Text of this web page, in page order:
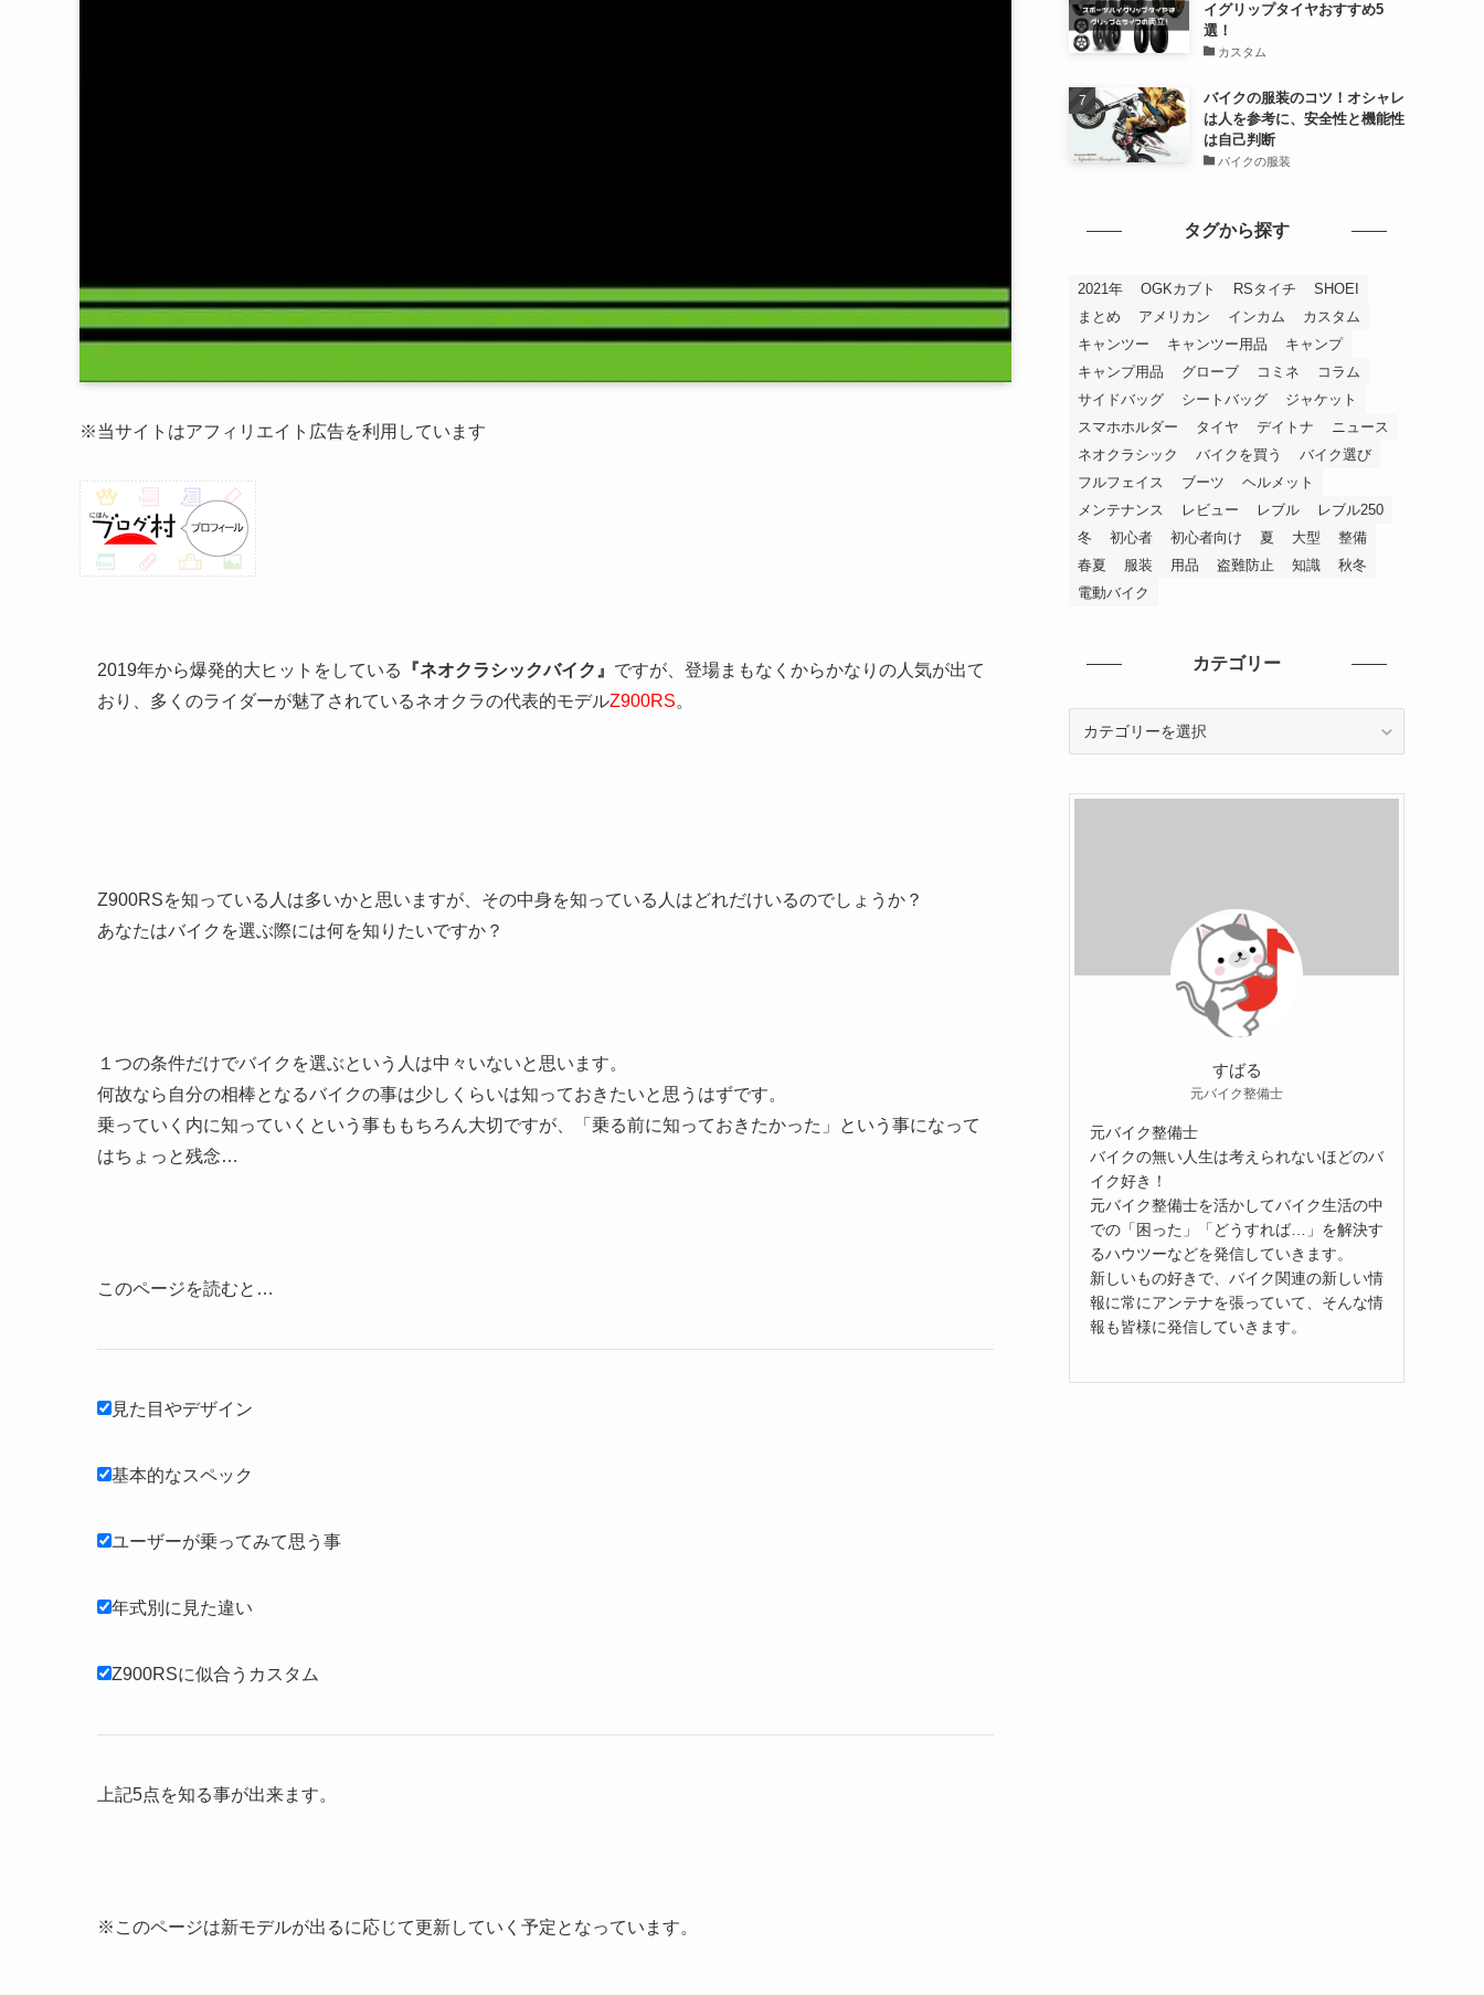
※当サイトはアフィリエイト広告を利用しています
2019年から爆発的大ヒットをしている 『ネオクラシックバイク』 ですが、登場まもなくからかなりの人気が出て
おり、多くのライダーが魅了されているネオクラの代表的モデルZ900RS。
Z900RSを知っている人は多いかと思いますが、その中身を知っている人はどれだけいるのでしょうか？
あなたはバイクを選ぶ際には何を知りたいですか？
１つの条件だけでバイクを選ぶという人は中々いないと思います。
何故なら自分の相棒となるバイクの事は少しくらいは知っておきたいと思うはずです。
乗っていく内に知っていくという事ももちろん大切ですが、「乗る前に知っておきたかった」という事になって
はちょっと残念…
このページを読むと…
見た目やデザイン
基本的なスペック
ユーザーが乗ってみて思う事
年式別に見た違い
Z900RSに似合うカスタム
上記5点を知る事が出来ます。
※このページは新モデルが出るに応じて更新していく予定となっています。
イグリップタイヤおすすめ5
選！
カスタム
バイクの服装のコツ！オシャレ
は人を参考に、安全性と機能性
は自己判断
バイクの服装
タグから探す
2021年 OGKカブト RSタイチ
SHOEI
まとめ
アメリカン インカム
カスタム
キャンツー
キャンツー用品
キャンプ
キャンプ用品
グローブ コミネ
コラム
サイドバッグ
シートバッグ
ジャケット
スマホホルダー
タイヤ デイトナ
ニュース
ネオクラシック
バイクを買う
バイク選び
フルフェイス
ブーツ
ヘルメット
メンテナンス
レビュー レブル
レブル250
冬
初心者 初心者向け 夏 大型
整備
春夏
服装 用品 盗難防止 知識
秋冬
電動バイク
カテゴリー
リ
すばる
元バイク整備士
元バイク整備士
バイクの無い人生は考えられないほどのバ
イク好き！
元バイク整備士を活かしてバイク生活の中
での「困った」「どうすれば…」を解決す
るハウツーなどを発信していきます。
新しいもの好きで、バイク関連の新しい情
報に常にアンテナを張っていて、そんな情
報も皆様に発信していきます。